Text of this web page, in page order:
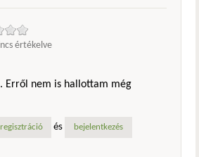
értékelve
Erről nem is hallottam még
regisztráció és bejelentkezés